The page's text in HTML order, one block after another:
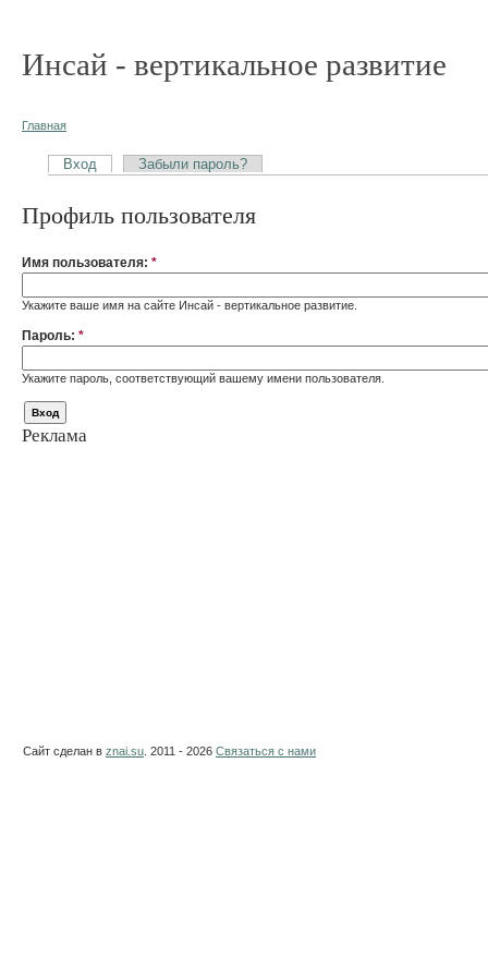
Инсай - вертикальное развитие
Главная
Вход Забыли пароль?
Профиль пользователя
Имя пользователя: *
Укажите ваше имя на сайте Инсай - вертикальное развитие.
Пароль: *
Укажите пароль, соответствующий вашему имени пользователя.
Реклама
Сайт сделан в znai.su . 2011 - 2026 Связаться с нами